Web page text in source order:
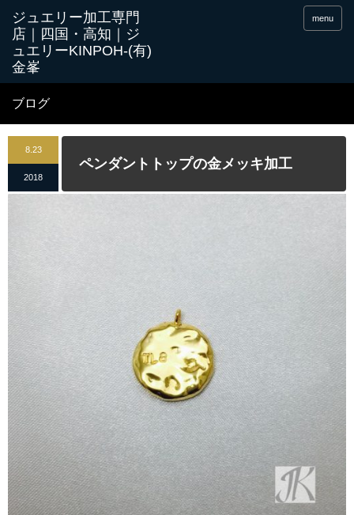
menu
ブログ
8.23
2018
ペンダントトップの金メッキ加工